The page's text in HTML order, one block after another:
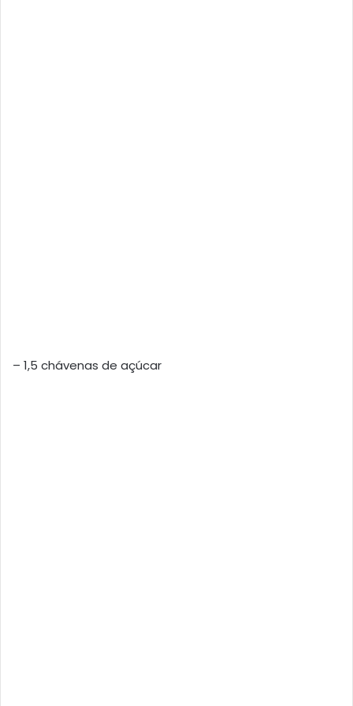
– 1,5 chávenas de açúcar